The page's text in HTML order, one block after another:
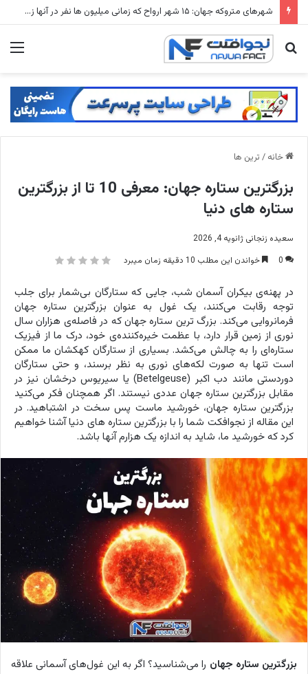
معرفی بهترین کد دی ان اس برای پابجی موبایل 2026
جستجو
برای
خانه / ترین ها
بزرگترین ستاره جهان: معرفی 10 تا از بزرگترین
ستاره های دنیا
سعیده زنجانی ژانویه 4, 2026
0
خواندن این مطلب 10 دقیقه زمان میبرد
در پهنه‌ی بیکران آسمان شب، جایی که ستارگان بی‌شمار برای جلب
توجه رقابت می‌کنند، یک غول به عنوان بزرگترین ستاره جهان
فرمانروایی می‌کند. بزرگ ترین ستاره جهان که در فاصله‌ی هزاران سال
نوری از زمین قرار دارد، با عظمت خیره‌کننده‌ی خود، درک ما از فیزیک
ستاره‌ای را به چالش می‌کشد. بسیاری از ستارگان کهکشان ما ممکن
است تنها به صورت لکه‌های نوری به نظر برسند، و حتی ستارگان
دوردستی مانند دب اکبر (Betelgeuse) یا سیریوس درخشان نیز در
مقابل بزرگترین ستاره جهان عددی نیستند. اگر همچنان فکر می‌کنید
بزرگترین ستاره جهان، خورشید ماست پس سخت در اشتباهید. در
این مقاله از نجوافکت شما را با بزرگترین ستاره های دنیا آشنا خواهیم
کرد که خورشید ما، شاید به اندازه یک هزارم آنها باشد.
بزرگترین ستاره جهان را می‌شناسید؟ اگر به این غول‌های آسمانی علاقه